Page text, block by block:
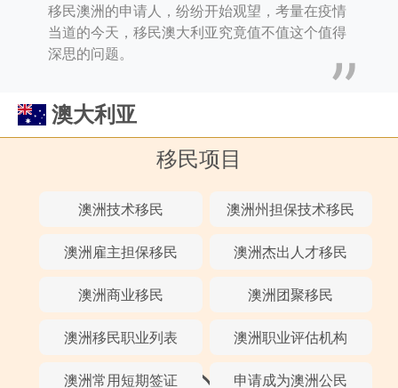
移民澳洲的申请人，纷纷开始观望，考量在疫情
当道的今天，移民澳大利亚究竟值不值这个值得
深思的问题。
澳大利亚
移民项目
澳洲技术移民 澳洲州担保技术移民
澳洲雇主担保移民 澳洲杰出人才移民
澳洲商业移民 澳洲团聚移民
澳洲移民职业列表 澳洲职业评估机构
澳洲常用短期签证 申请成为澳洲公民